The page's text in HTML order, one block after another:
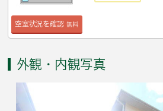
空室状況を確認 無料
外観・内観写真